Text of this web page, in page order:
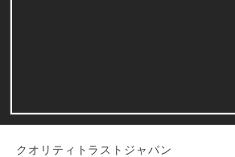
クオリティトラストジャパン